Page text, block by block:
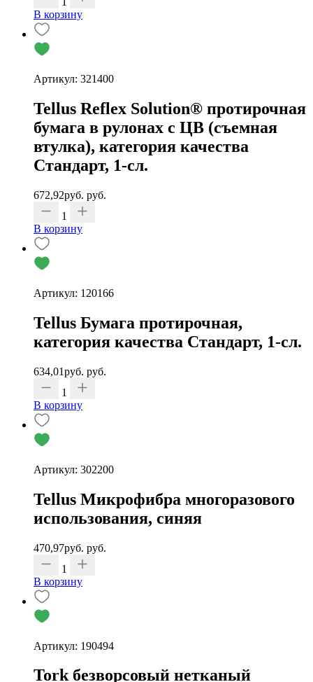
В корзину
Артикул: 321400
Tellus Reflex Solution® протирочная
бумага в рулонах с ЦВ (съемная
втулка), категория качества
Стандарт, 1-сл.
672,92руб. руб.
1
В корзину
Артикул: 120166
Tellus Бумага протирочная,
категория качества Стандарт, 1-сл.
634,01руб. руб.
1
В корзину
Артикул: 302200
Tellus Микрофибра многоразового
использования, синяя
470,97руб. руб.
1
В корзину
Артикул: 190494
Tork безворсовый нетканый